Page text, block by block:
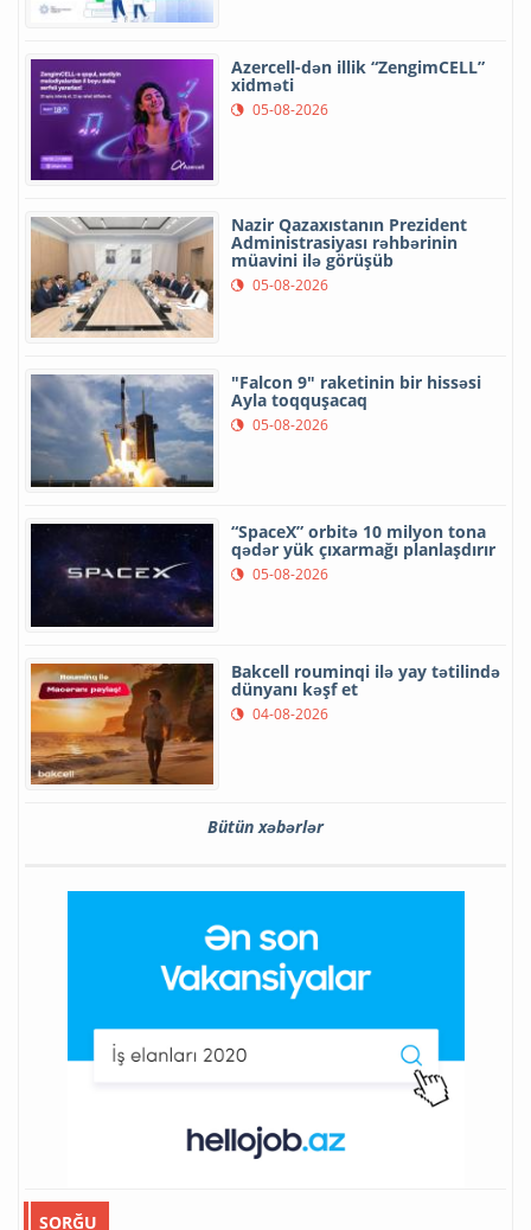
Azercell-dən illik “ZengimCELL”
xidməti
05-08-2026
Nazir Qazaxıstanın Prezident
Administrasiyası rəhbərinin
müavini ilə görüşüb
05-08-2026
"Falcon 9" raketinin bir hissəsi
Ayla toqquşacaq
05-08-2026
“SpaceX” orbitə 10 milyon tona
qədər yük çıxarmağı planlaşdırır
05-08-2026
Bakcell rouminqi ilə yay tətilində
dünyanı kəşf et
04-08-2026
Bütün xəbərlər
SORĞU